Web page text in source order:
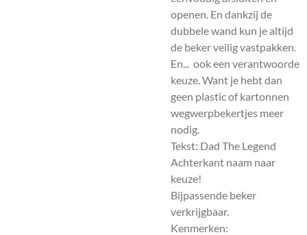
openen. En dankzij de
dubbele wand kun je altijd
de beker veilig vastpakken.
En... ook een verantwoorde
keuze. Want je hebt dan
geen plastic of kartonnen
wegwerpbekertjes meer
nodig.
Tekst: Dad The Legend
Achterkant naam naar
keuze!
Bijpassende beker
verkrijgbaar.
Kenmerken: